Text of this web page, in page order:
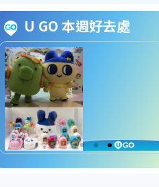
U GO 本週好去處